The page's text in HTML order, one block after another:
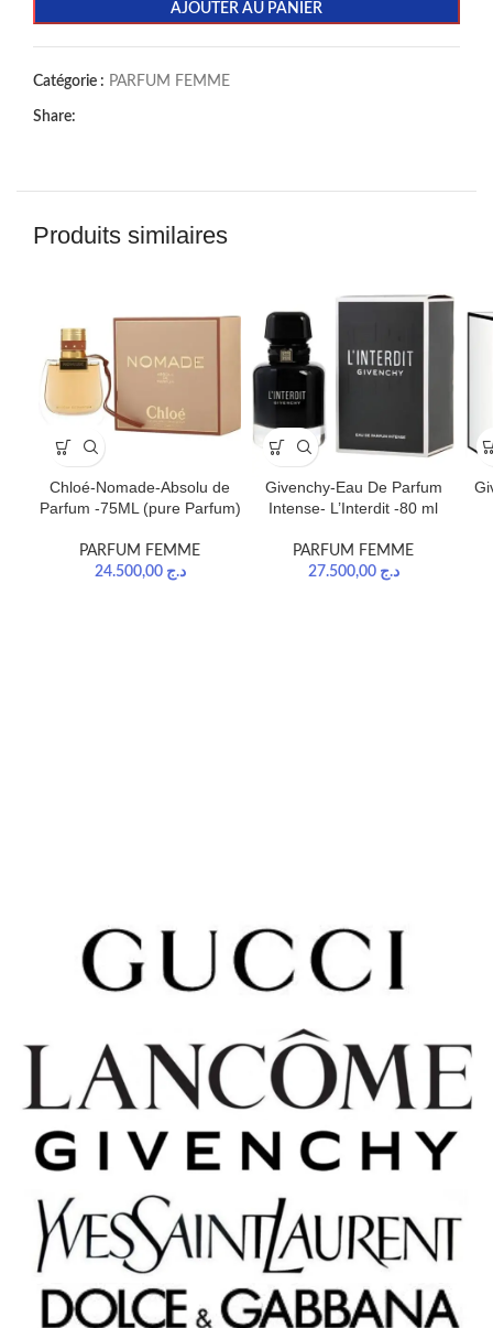
AJOUTER AU PANIER
Catégorie : PARFUM FEMME
Share:
Produits similaires
Chloé-Nomade-Absolu de
Parfum -75ML (pure Parfum)
PARFUM FEMME
د.ج 24.500,00
Givenchy-Eau De Parfum
Intense- L’Interdit -80 ml
PARFUM FEMME
د.ج 27.500,00